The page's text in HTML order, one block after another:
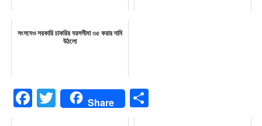
সংসদেও সরকারি চাকরির বয়সসীমা ৩৫ করার দাবি
উঠলো
Facebook
Twitter Share